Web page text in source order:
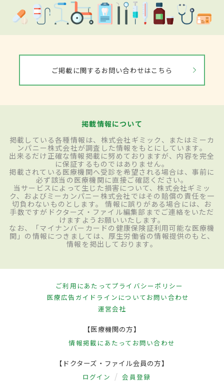
ご掲載に関するお問い合わせはこちら
掲載情報について
掲載している各種情報は、株式会社ギミック、またはミーカ
ンパニー株式会社が調査した情報をもとにしています。
出来るだけ正確な情報掲載に努めておりますが、内容を完全
に保証するものではありません。
掲載されている医療機関へ受診を希望される場合は、事前に
必ず該当の医療機関に直接ご確認ください。
当サービスによって生じた損害について、株式会社ギミッ
ク、およびミーカンパニー株式会社ではその賠償の責任を一
切負わないものとします。 情報に誤りがある場合には、お
手数ですがドクターズ・ファイル編集部までご連絡をいただ
けますようお願いいたします。
なお、「マイナンバーカードの健康保険証利用可能な医療機
関」の情報につきましては、厚生労働省の情報提供のもと、
情報を掲出しております。
ご利用にあたってプライバシーポリシー
医療広告ガイドラインについてお問い合わせ
運営会社
【医療機関の方】
情報掲載にあたって お問い合わせ
【ドクターズ・ファイル会員の方】
ログイン 会員登録